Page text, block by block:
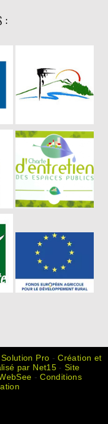
:
Pro -Création et
par Net15 - Site
-Conditions